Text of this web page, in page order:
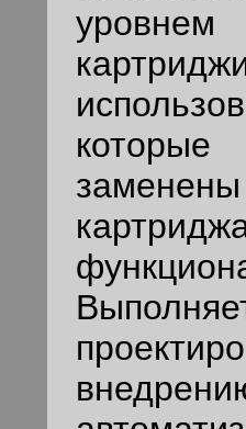
уровнем